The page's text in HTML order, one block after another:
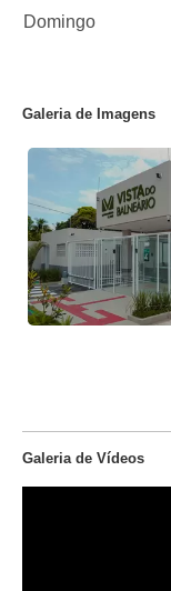
Domingo
Galeria de Imagens
Galeria de Vídeos